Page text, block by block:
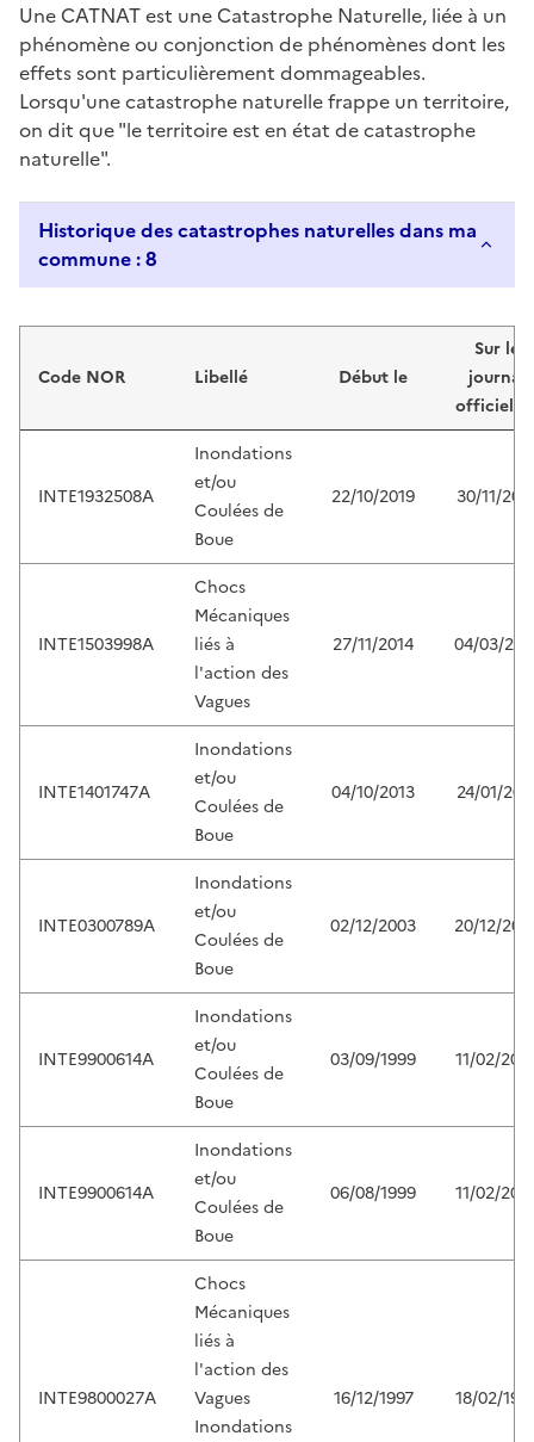
Une CATNAT est une Catastrophe Naturelle, liée à un
phénomène ou conjonction de phénomènes dont les
effets sont particulièrement dommageables.
Lorsqu'une catastrophe naturelle frappe un territoire,
on dit que "le territoire est en état de catastrophe
naturelle".
Historique des catastrophes naturelles dans ma
commune : 8
Code NOR Libellé Début le
Sur le
journal
officiel
INTE1932508A
Inondations
et/ou
Coulées de
Boue
22/10/2019 30/11/
INTE1503998A
Chocs
Mécaniques
liés à
l'action des
Vagues
27/11/2014 04/03/
INTE1401747A
Inondations
et/ou
Coulées de
Boue
04/10/2013 24/01/
INTE0300789A
Inondations
et/ou
Coulées de
Boue
02/12/2003 20/12/
INTE9900614A
Inondations
et/ou
Coulées de
Boue
03/09/1999 11/02/
INTE9900614A
Inondations
et/ou
Coulées de
Boue
06/08/1999 11/02/
INTE9800027A
Chocs
Mécaniques
liés à
l'action des
Vagues
Inondations
16/12/1997 18/02/